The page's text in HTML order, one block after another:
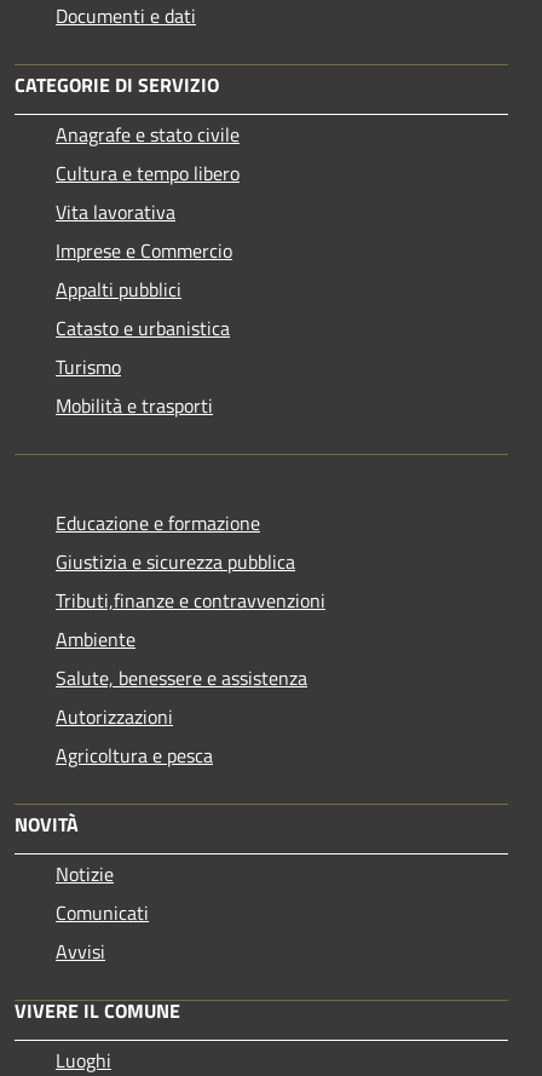
Documenti e dati
CATEGORIE DI SERVIZIO
Anagrafe e stato civile
Cultura e tempo libero
Vita lavorativa
Imprese e Commercio
Appalti pubblici
Catasto e urbanistica
Turismo
Mobilità e trasporti
Educazione e formazione
Giustizia e sicurezza pubblica
Tributi,finanze e contravvenzioni
Ambiente
Salute, benessere e assistenza
Autorizzazioni
Agricoltura e pesca
NOVITÀ
Notizie
Comunicati
Avvisi
VIVERE IL COMUNE
Luoghi